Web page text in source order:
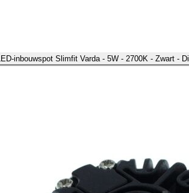
LED-inbouwspot Slimfit Varda - 5W - 2700K - Zwart -